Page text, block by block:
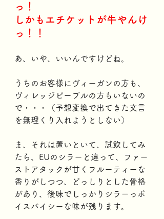
っ！
しかもエチケットが牛やんけ
っ！！
あ、いや、いいんですけどね。
うちのお客様にヴィーガンの方も、
ヴィレッジピープルの方もいないの
で・・・（予想変換で出てきた文言
を無理くり入れようとしない）
ま、それは置いといて、試飲してみ
たら、EUのシラーと違って、ファー
ストアタックが甘くフルーティーな
香りがしつつ、どっしりとした骨格
があり、後味でしっかりシラーっポ
イスパイシーな味が残ります。